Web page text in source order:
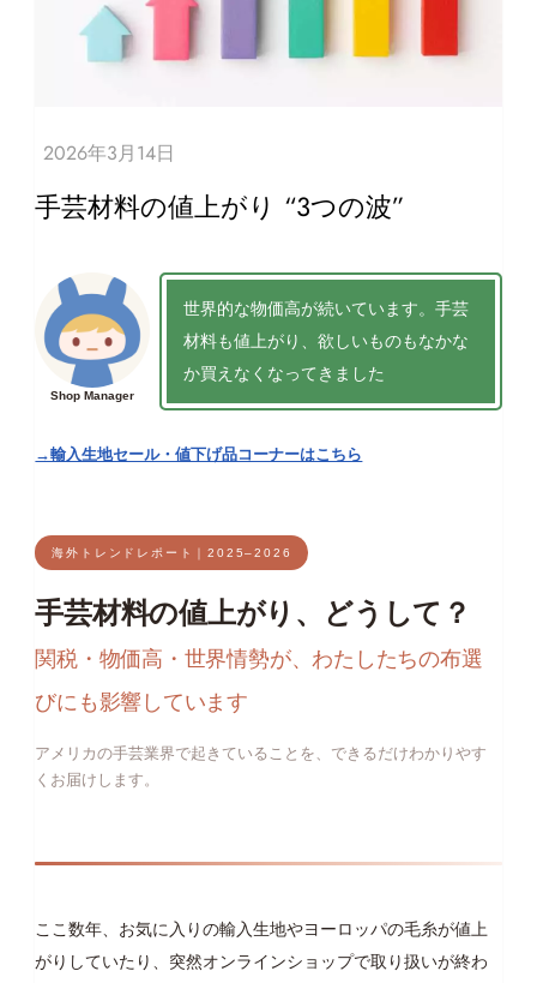
手芸材料の値上がり “3つの波”
Shop Manager
世界的な物価高が続いています。手芸
材料も値上がり、欲しいものもなかな
か買えなくなってきました
→輸入生地セール・値下げ品コーナーはこちら
海外トレンドレポート｜2025–2026
手芸材料の値上がり、どうして？
関税・物価高・世界情勢が、わたしたちの布選
びにも影響しています
アメリカの手芸業界で起きていることを、できるだけわかりやす
くお届けします。
ここ数年、お気に入りの輸入生地やヨーロッパの毛糸が値上
がりしていたり、突然オンラインショップで取り扱いが終わ